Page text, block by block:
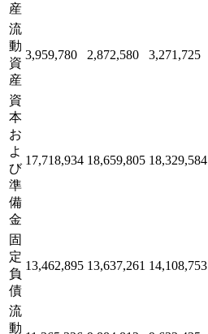
産
流
動
資
産
3,959,780 2,872,580 3,271,725
資
本
お
よ
び
準
備
金
17,718,934 18,659,805 18,329,584
固
定
負
債
13,462,895 13,637,261 14,108,753
流
動